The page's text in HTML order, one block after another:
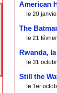
American
le 20
The
le 21
Rwanda,
le 31
Still the
le 1er